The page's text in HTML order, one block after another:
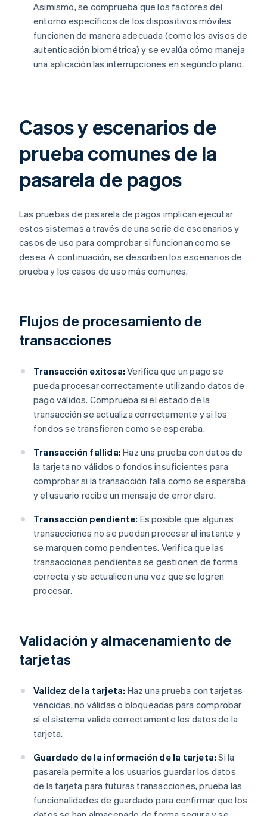
Asimismo, se comprueba que los factores del
entorno específicos de los dispositivos móviles
funcionen de manera adecuada (como los avisos de
autenticación biométrica) y se evalúa cómo maneja
una aplicación las interrupciones en segundo plano.
Casos y escenarios de
prueba comunes de la
pasarela de pagos
Las pruebas de pasarela de pagos implican ejecutar
estos sistemas a través de una serie de escenarios y
casos de uso para comprobar si funcionan como se
desea. A continuación, se describen los escenarios de
prueba y los casos de uso más comunes.
Flujos de procesamiento de
transacciones
Transacción exitosa: Verifica que un pago se
pueda procesar correctamente utilizando datos de
pago válidos. Comprueba si el estado de la
transacción se actualiza correctamente y si los
fondos se transfieren como se esperaba.
Transacción fallida: Haz una prueba con datos de
la tarjeta no válidos o fondos insuficientes para
comprobar si la transacción falla como se esperaba
y el usuario recibe un mensaje de error claro.
Transacción pendiente: Es posible que algunas
transacciones no se puedan procesar al instante y
se marquen como pendientes. Verifica que las
transacciones pendientes se gestionen de forma
correcta y se actualicen una vez que se logren
procesar.
Validación y almacenamiento de
tarjetas
Validez de la tarjeta: Haz una prueba con tarjetas
vencidas, no válidas o bloqueadas para comprobar
si el sistema valida correctamente los datos de la
tarjeta.
Guardado de la información de la tarjeta: Si la
pasarela permite a los usuarios guardar los datos
de la tarjeta para futuras transacciones, prueba las
funcionalidades de guardado para confirmar que los